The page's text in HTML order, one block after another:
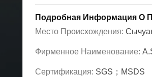
Подробная Информация О
Место Происхождения:
Фирменное Наименование:
Сертификация: SGS；MSDS